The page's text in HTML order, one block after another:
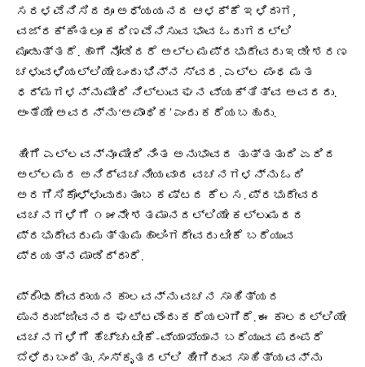
ಸರಳವೆನಿಸಿದರೂ ಅಧ್ಯಯನದ ಆಳಕ್ಕೆ ಇಳಿದಾಗ,
ವಜ್ರಕ್ಕಿಂತಲೂ ಕಠಿಣವೆನಿಸುವ ಭಾವ ಓದುಗರಲ್ಲಿ
ಮೂಡುತ್ತದೆ. ಹಾಗೆ ನೋಡಿದರೆ ಅಲ್ಲಮಪ್ರಭುದೇವರು ಇಡೀ ಶರಣ
ಚಳುವಳಿಯಲ್ಲಿಯೇ ಒಂದು ಭಿನ್ನ ಸ್ವರ. ಎಲ್ಲ ಪಂಥ ಮತ
ಧರ್ಮಗಳನ್ನು ಮೀರಿ ನಿಲ್ಲುವ ಘನ ವ್ಯಕ್ತಿತ್ವ ಅವರದು.
ಅಂತೆಯೇ ಅವರನ್ನು ‘ಅಪಾಂಥಿಕ’ ಎಂದು ಕರೆಯಬಹುದು.
ಹೀಗೆ ಎಲ್ಲವನ್ನೂ ಮೀರಿ ನಿಂತ ಅನುಭಾವದ ತುತ್ತತುದಿ ಏರಿದ
ಅಲ್ಲಮರ ಅನಿರ್ವಚನೀಯವಾದ ವಚನಗಳನ್ನು ಓದಿ
ಅರಗಿಸಿಕೊಳ್ಳುವುದು ತುಂಬ ಕಷ್ಟದ ಕೆಲಸ. ಪ್ರಭುದೇವರ
ವಚನಗಳಿಗೆ ೧೫ನೇ ಶತಮಾನದಲ್ಲಿಯೇ ಕಲ್ಲುಮಠದ
ಪ್ರಭುದೇವರು ಮತ್ತು ಮಹಾಲಿಂಗದೇವರು ಟೀಕೆ ಬರೆಯುವ
ಪ್ರಯತ್ನ ಮಾಡಿದ್ದಾರೆ.
ಪ್ರೌಢದೇವರಾಯನ ಕಾಲವನ್ನು ವಚನ ಸಾಹಿತ್ಯದ
ಪುನರುಜ್ಜೀವನದ ಘಟ್ಟವೆಂದು ಕರೆಯಲಾಗಿದೆ. ಈ ಕಾಲದಲ್ಲಿಯೇ
ವಚನಗಳಿಗೆ ಹೆಚ್ಚು ಟೀಕೆ-ವ್ಯಾಖ್ಯಾನ ಬರೆಯುವ ಪರಂಪರೆ
ಬೆಳೆದು ಬಂದಿತು. ಸಂಸ್ಕೃತದಲ್ಲಿ ಹೀಗಿರುವ ಸಾಹಿತ್ಯವನ್ನು